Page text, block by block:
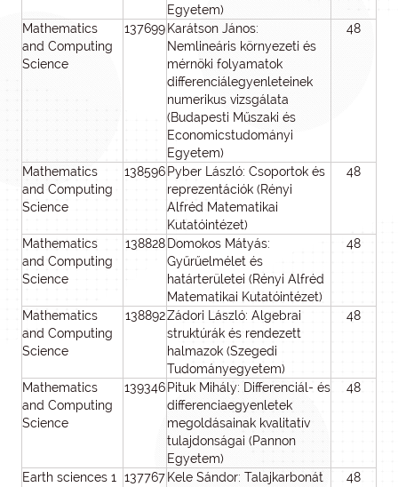
Egyetem)
Mathematics
and Computing
Science
137699 Karátson János:
Nemlineáris környezeti és
mérnöki folyamatok
differenciálegyenleteinek
numerikus vizsgálata
(Budapesti Műszaki és
Economicstudományi
Egyetem)
48
Mathematics
and Computing
Science
138596 Pyber László: Csoportok és
reprezentációk (Rényi
Alfréd Matematikai
Kutatóintézet)
48
Mathematics
and Computing
Science
138828 Domokos Mátyás:
Gyűrűelmélet és
határterületei (Rényi Alfréd
Matematikai Kutatóintézet)
48
Mathematics
and Computing
Science
138892Zádori László: Algebrai
struktúrák és rendezett
halmazok (Szegedi
Tudományegyetem)
48
Mathematics
and Computing
Science
139346 Pituk Mihály: Differenciál- és
differenciaegyenletek
megoldásainak kvalitatív
tulajdonságai (Pannon
Egyetem)
48
Earth sciences 1 137767 Kele Sándor: Talajkarbonát
48